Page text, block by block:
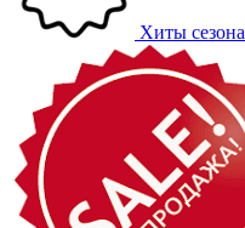
Хиты сезона